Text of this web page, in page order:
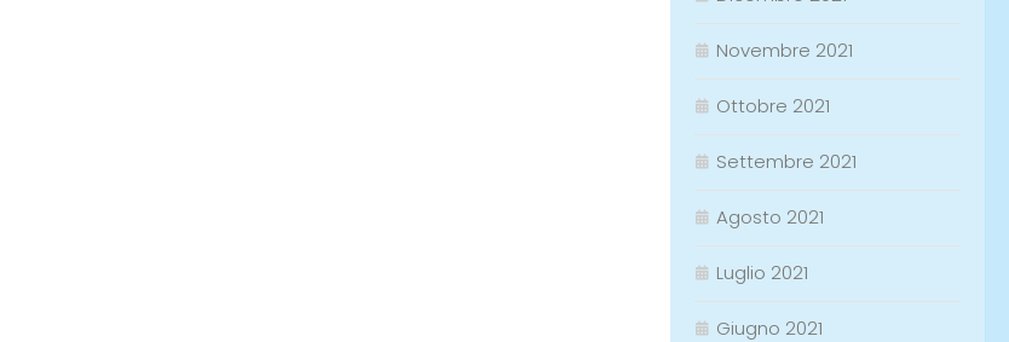
Novembre 2021
Ottobre 2021
Settembre 2021
Agosto 2021
Luglio 2021
Giugno 2021